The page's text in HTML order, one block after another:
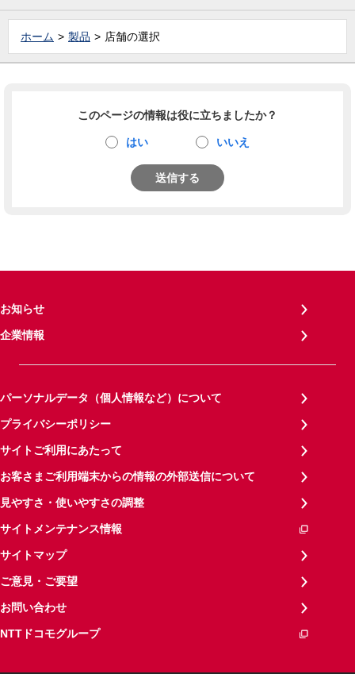
ホーム 製品 店舗の選択
このページの情報は役に立ちましたか？
はい いいえ
送信する
お知らせ
企業情報
パーソナルデータ（個人情報など）について
プライバシーポリシー
サイトご利用にあたって
お客さまご利用端末からの情報の外部送信について
見やすさ・使いやすさの調整
サイトメンテナンス情報
サイトマップ
ご意見・ご要望
お問い合わせ
NTTドコモグループ